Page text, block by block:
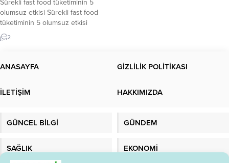
Sürekli fast food tüketiminin 5
olumsuz etkisi Sürekli fast food
tüketiminin 5 olumsuz etkisi
bulunmaktadır. Fast food aşırı
tüketimi neye sebep olur ?Sürekli
programlarımız, tüketime
kullanmamıza neden oldu.
vücudumuza...
2
ANASAYFA GİZLİLİK POLİTİKASI
İLETİŞİM HAKKIMIZDA
GÜNCEL BİLGİ GÜNDEM
SAĞLIK EKONOMİ